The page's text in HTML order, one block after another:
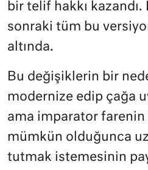
bir telif hakkı kazandı.
sonraki tüm bu
altında.
Bu değişiklerin bir
modernize edip çağa
ama imparator farenin
mümkün olduğunca
tutmak istemesinin